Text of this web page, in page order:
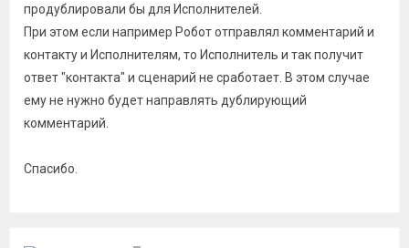
продублировали бы для Исполнителей.
При этом если например Робот отправлял комментарий и
контакту и Исполнителям, то Исполнитель и так получит
ответ "контакта" и сценарий не сработает. В этом случае
ему не нужно будет направлять дублирующий
комментарий.
Спасибо.